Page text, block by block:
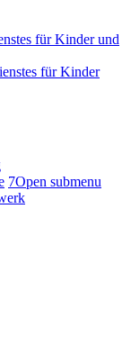
für Kinder und
für Kinder
7Open submenu